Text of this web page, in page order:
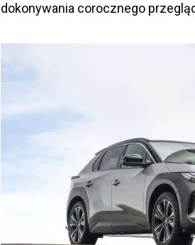
dokonywania corocznego